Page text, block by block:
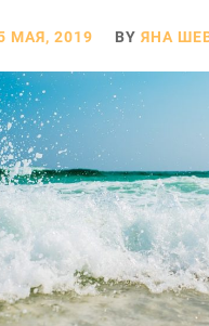
МАЯ, 2019 BY ЯНА